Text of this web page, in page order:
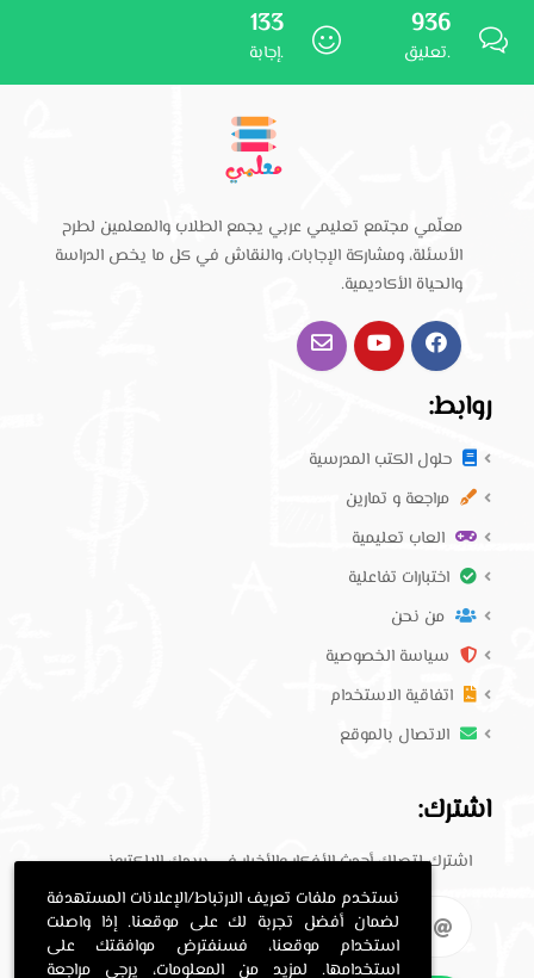
936
تعليق.
133
إجابة.
معلّمي مجتمع تعليمي عربي يجمع الطلاب والمعلمين لطرح
الأسئلة، ومشاركة الإجابات، والنقاش في كل ما يخص الدراسة
والحياة الأكاديمية.
روابط:
حلول الكتب المدرسية
مراجعة و تمارين
العاب تعليمية
اختبارات تفاعلية
من نحن
سياسة الخصوصية
اتفاقية الاستخدام
الاتصال بالموقع
اشترك:
اشترك لتصلك أحدث الأفكار والأخبار في بريدك الإلكتروني.
نستخدم ملفات تعريف الارتباط/الإعلانات المستهدفة
لضمان أفضل تجربة لك على موقعنا. إذا واصلت
استخدام موقعنا، فسنفترض موافقتك على
استخدامها. لمزيد من المعلومات، يرجى مراجعة